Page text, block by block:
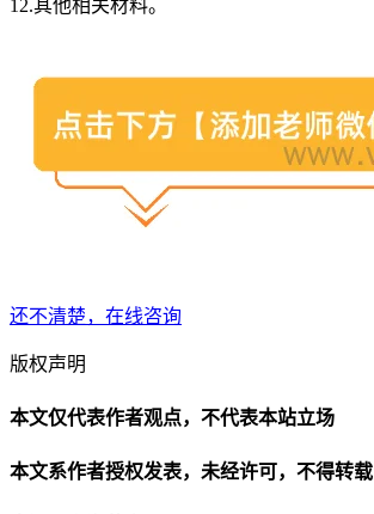
12.其他相关材料。
还不清楚，在线咨询
版权声明
本文仅代表作者观点，不代表本站立场
本文系作者授权发表，未经许可，不得转载